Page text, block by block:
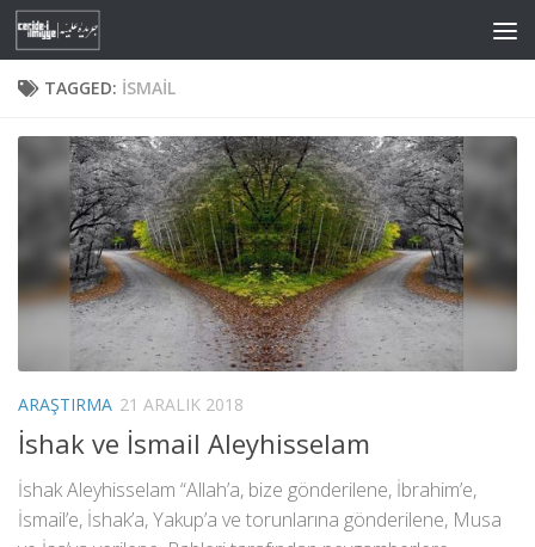
Skip to content
TAGGED: İSMAIL
ARAŞTIRMA 21 ARALIK 2018
İshak ve İsmail Aleyhisselam
İshak Aleyhisselam “Allah’a, bize gönderilene, İbrahim’e,
İsmail’e, İshak’a, Yakup’a ve torunlarına gönderilene, Musa